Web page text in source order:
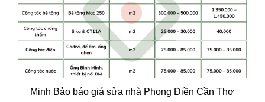
Minh Bảo báo giá sửa nhà Phong Điền Cần Thơ